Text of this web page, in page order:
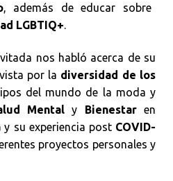
, además de educar sobre
LGBTIQ+
nos habló acerca de su
por la diversidad de los
del mundo de la moda y
Mental y Bienestaren
y su experiencia post COVID-
proyectos personales y